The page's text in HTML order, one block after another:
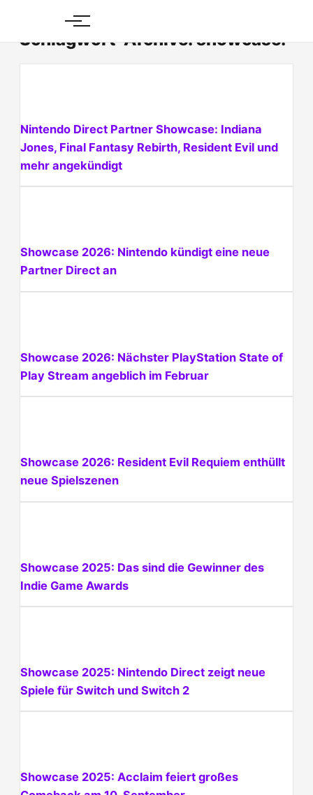
content
Schlagwort-Archive: showcase:
Nintendo Direct Partner Showcase: Indiana
Jones, Final Fantasy Rebirth, Resident Evil und
mehr angekündigt
Showcase 2026: Nintendo kündigt eine neue
Partner Direct an
Showcase 2026: Nächster PlayStation State of
Play Stream angeblich im Februar
Showcase 2026: Resident Evil Requiem enthüllt
neue Spielszenen
Showcase 2025: Das sind die Gewinner des
Indie Game Awards
Showcase 2025: Nintendo Direct zeigt neue
Spiele für Switch und Switch 2
Showcase 2025: Acclaim feiert großes